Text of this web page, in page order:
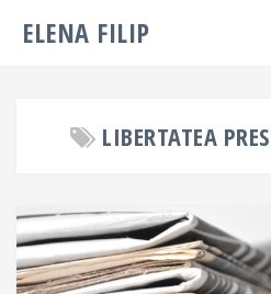
ELENA FILIP
LIBERTATEA